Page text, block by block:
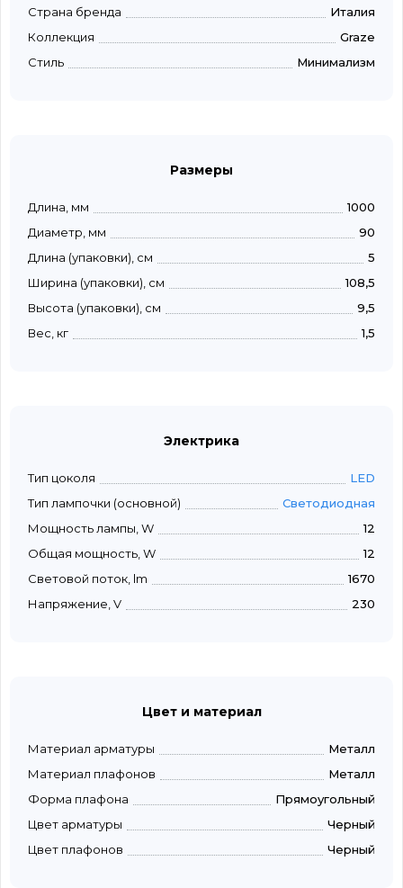
Страна бренда
Италия
Коллекция
Graze
Стиль
Минимализм
Размеры
Длина, мм
1000
Диаметр, мм
90
Длина (упаковки), см
5
Ширина (упаковки), см
108,5
Высота (упаковки), см
9,5
Вес, кг
1,5
Электрика
Тип цоколя
LED
Тип лампочки (основной)
Светодиодная
Мощность лампы, W
12
Общая мощность, W
12
Световой поток, lm
1670
Напряжение, V
230
Цвет и материал
Материал арматуры
Металл
Материал плафонов
Металл
Форма плафона
Прямоугольный
Цвет арматуры
Черный
Цвет плафонов
Черный